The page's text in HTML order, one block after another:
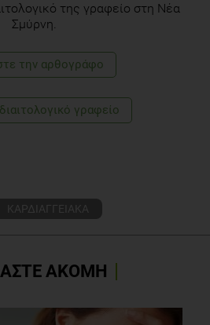
της γραφείο στη Νέα
Σμύρνη.
την αρθογράφο
γραφείο
ΚΑΡΔΙΑΓΓΕΙΑΚΑ
ΑΚΟΜΗ